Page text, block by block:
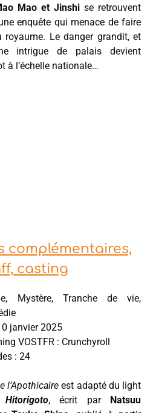
Mao et Jinshi se retrouvent
enquête qui menace de faire
royaume. Le danger grandit, et
intrigue de palais devient
à l’échelle nationale…
complémentaires,
casting
Mystère, Tranche de vie,
janvier 2025
VOSTFR : Crunchyroll
: 24
l’Apothicaire est adapté du light
, écrit par Natsuu